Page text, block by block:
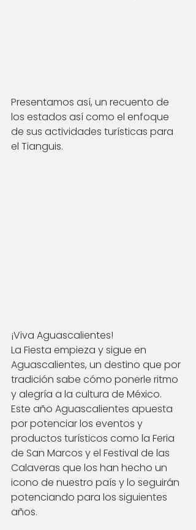
Presentamos así, un recuento de
los estados así como el enfoque
de sus actividades turísticas para
el Tianguis.
¡Viva Aguascalientes!
La Fiesta empieza y sigue en
Aguascalientes, un destino que por
tradición sabe cómo ponerle ritmo
y alegría a la cultura de México.
Este año Aguascalientes apuesta
por potenciar los eventos y
productos turísticos como la Feria
de San Marcos y el Festival de las
Calaveras que los han hecho un
icono de nuestro país y lo seguirán
potenciando para los siguientes
años.